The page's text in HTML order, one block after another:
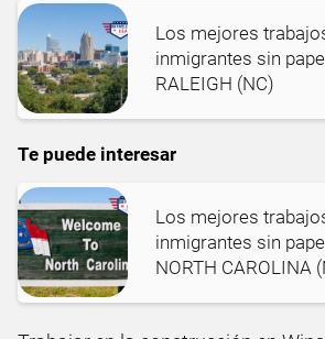
Los mejores
inmigrantes sin
RALEIGH (NC)
Te puede interesar
Los mejores
inmigrantes sin
NORTH CAROLINA